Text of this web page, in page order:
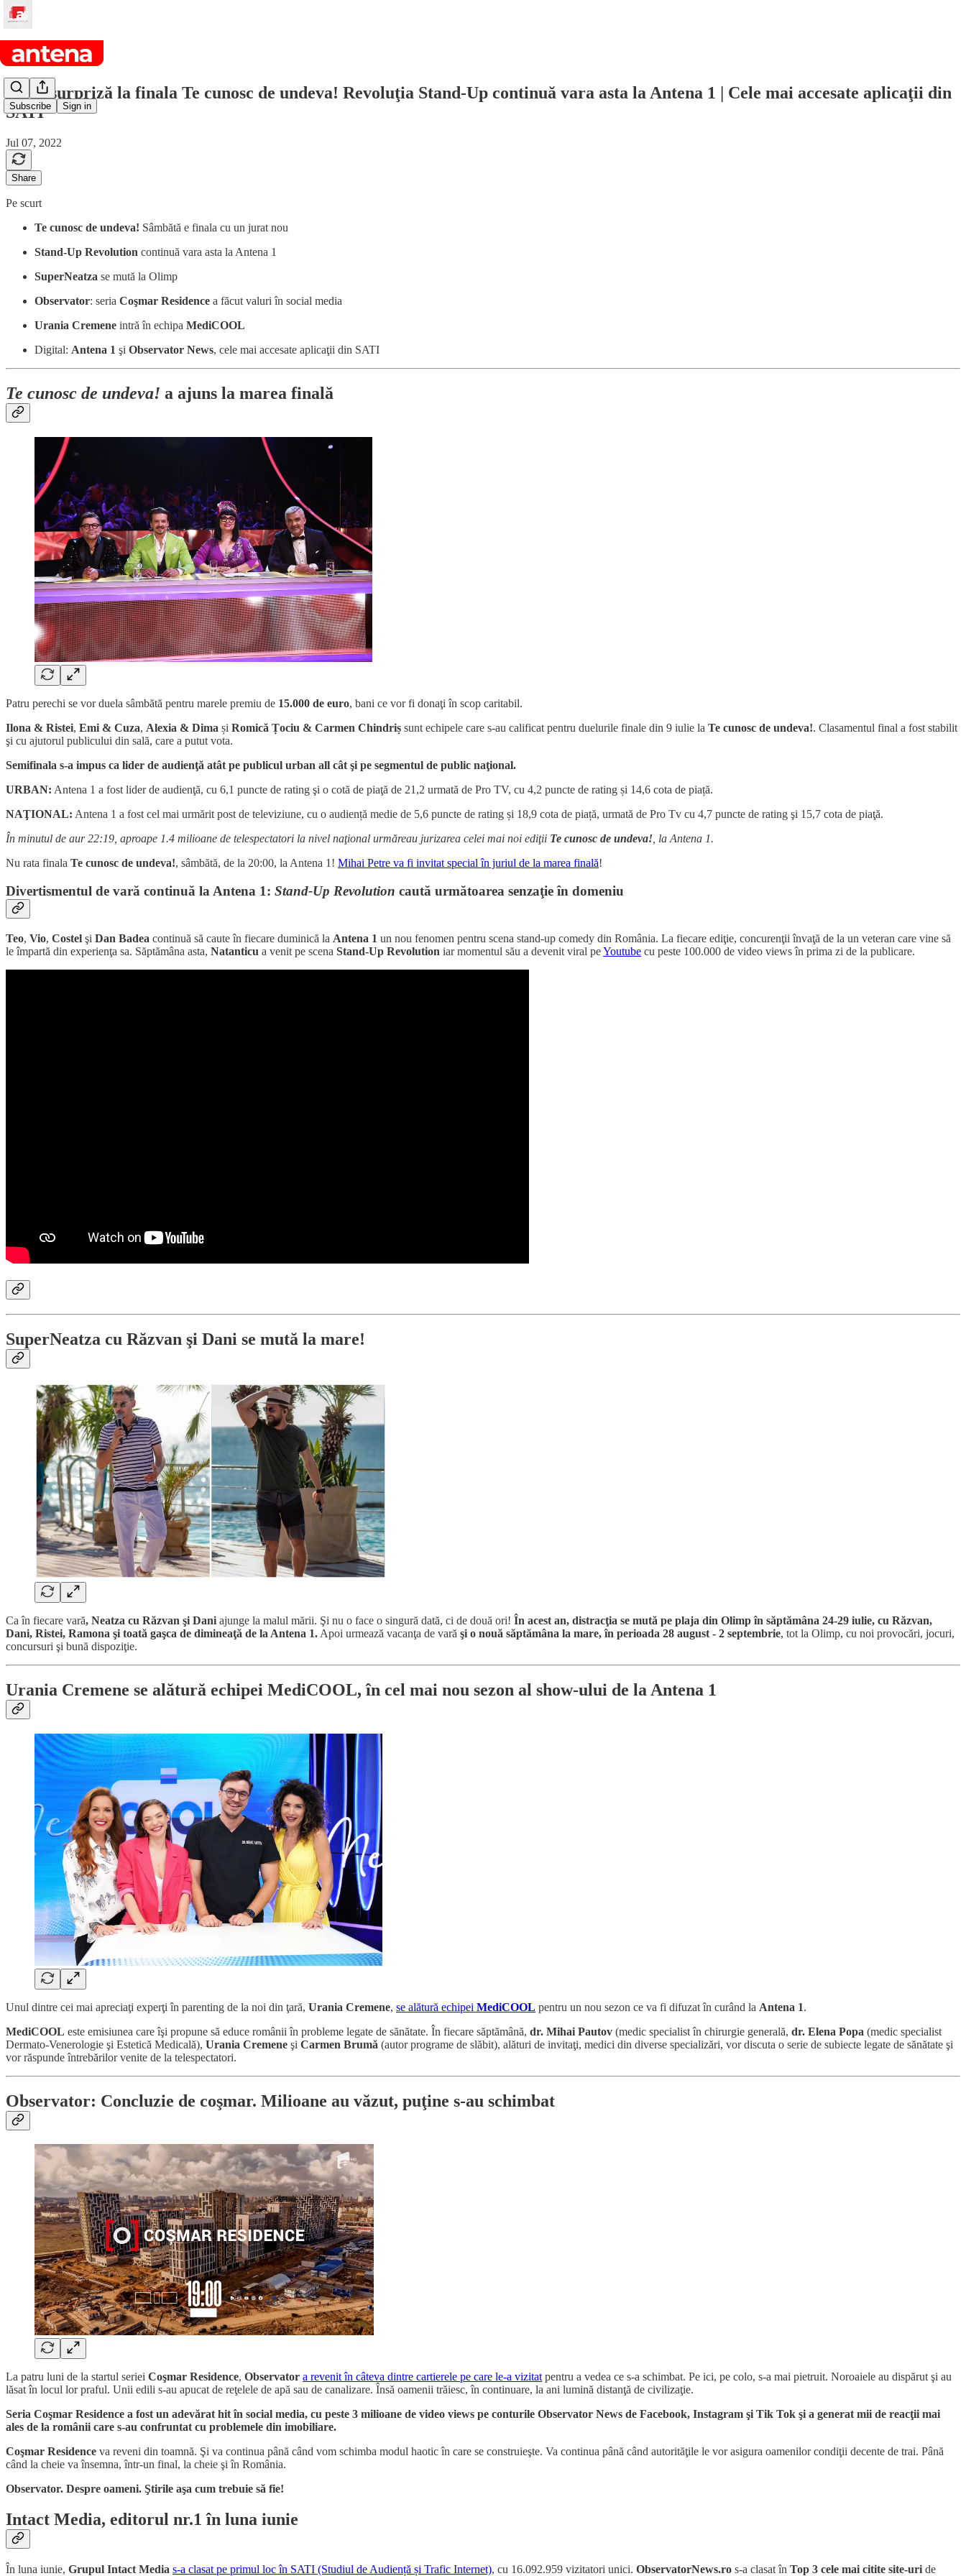
Subscribe Sign in
Jurat surpriză la finala Te cunosc de undeva! Revoluţia Stand-Up continuă vara asta la Antena 1 | Cele mai accesate aplicaţii din
SATI
Jul 07, 2022
Share
Pe scurt
Te cunosc de undeva! Sâmbătă e finala cu un jurat nou
Stand-Up Revolution continuă vara asta la Antena 1
SuperNeatza se mută la Olimp
Observator: seria Coşmar Residence a făcut valuri în social media
Urania Cremene intră în echipa MediCOOL
Digital: Antena 1 şi Observator News, cele mai accesate aplicaţii din SATI
Te cunosc de undeva! a ajuns la marea finală
Patru perechi se vor duela sâmbătă pentru marele premiu de 15.000 de euro, bani ce vor fi donaţi în scop caritabil.
Ilona & Ristei, Emi & Cuza, Alexia & Dima și Romică Țociu & Carmen Chindriș sunt echipele care s-au calificat pentru duelurile finale din 9 iulie la Te cunosc de undeva!. Clasamentul final a fost stabilit
şi cu ajutorul publicului din sală, care a putut vota.
Semifinala s-a impus ca lider de audienţă atât pe publicul urban all cât şi pe segmentul de public naţional.
URBAN: Antena 1 a fost lider de audienţă, cu 6,1 puncte de rating şi o cotă de piaţă de 21,2 urmată de Pro TV, cu 4,2 puncte de rating și 14,6 cota de piață.
NAŢIONAL: Antena 1 a fost cel mai urmărit post de televiziune, cu o audiență medie de 5,6 puncte de rating și 18,9 cota de piață, urmată de Pro Tv cu 4,7 puncte de rating şi 15,7 cota de piaţă.
În minutul de aur 22:19, aproape 1.4 milioane de telespectatori la nivel naţional urmăreau jurizarea celei mai noi ediţii Te cunosc de undeva! , la Antena 1.
Nu rata finala Te cunosc de undeva!, sâmbătă, de la 20:00, la Antena 1! Mihai Petre va fi invitat special în juriul de la marea finală!
Divertismentul de vară continuă la Antena 1: Stand-Up Revolution caută următoarea senzaţie în domeniu
Teo, Vio, Costel şi Dan Badea continuă să caute în fiecare duminică la Antena 1 un nou fenomen pentru scena stand-up comedy din România. La fiecare ediţie, concurenţii învaţă de la un veteran care vine să
le împartă din experienţa sa. Săptămâna asta, Natanticu a venit pe scena Stand-Up Revolution iar momentul său a devenit viral peYoutube cu peste 100.000 de video views în prima zi de la publicare.
SuperNeatza cu Răzvan şi Dani se mută la mare!
Ca în fiecare vară, Neatza cu Răzvan şi Dani ajunge la malul mării. Şi nu o face o singură dată, ci de două ori! În acest an, distracţia se mută pe plaja din Olimp în săptămâna 24-29 iulie, cu Răzvan,
Dani, Ristei, Ramona şi toată gaşca de dimineaţă de la Antena 1. Apoi urmează vacanţa de vară şi o nouă săptămâna la mare, în perioada 28 august - 2 septembrie, tot la Olimp, cu noi provocări, jocuri,
concursuri şi bună dispoziţie.
Urania Cremene se alătură echipei MediCOOL, în cel mai nou sezon al show-ului de la Antena 1
Unul dintre cei mai apreciaţi experţi în parenting de la noi din ţară, Urania Cremene, se alătură echipei MediCOOL pentru un nou sezon ce va fi difuzat în curând la Antena 1.
MediCOOL este emisiunea care îşi propune să educe românii în probleme legate de sănătate. În fiecare săptămână, dr. Mihai Pautov (medic specialist în chirurgie generală, dr. Elena Popa (medic specialist
Dermato-Venerologie şi Estetică Medicală), Urania Cremene şi Carmen Brumă (autor programe de slăbit), alături de invitaţi, medici din diverse specializări, vor discuta o serie de subiecte legate de sănătate şi
vor răspunde întrebărilor venite de la telespectatori.
Observator: Concluzie de coşmar. Milioane au văzut, puţine s-au schimbat
La patru luni de la startul seriei Coşmar Residence, Observator a revenit în câteva dintre cartierele pe care le-a vizitat pentru a vedea ce s-a schimbat. Pe ici, pe colo, s-a mai pietruit. Noroaiele au dispărut şi au
lăsat în locul lor praful. Unii edili s-au apucat de reţelele de apă sau de canalizare. Însă oamenii trăiesc, în continuare, la ani lumină distanţă de civilizaţie.
Seria Coşmar Residence a fost un adevărat hit în social media, cu peste 3 milioane de video views pe conturile Observator News de Facebook, Instagram şi Tik Tok şi a generat mii de reacţii mai
ales de la românii care s-au confruntat cu problemele din imobiliare.
Coşmar Residence va reveni din toamnă. Şi va continua până când vom schimba modul haotic în care se construieşte. Va continua până când autorităţile le vor asigura oamenilor condiţii decente de trai. Până
când la cheie va însemna, într-un final, la cheie şi în România.
Observator. Despre oameni. Ştirile aşa cum trebuie să fie!
Intact Media, editorul nr.1 în luna iunie
În luna iunie, Grupul Intact Media s-a clasat pe primul loc în SATI (Studiul de Audiență și Trafic Internet), cu 16.092.959 vizitatori unici. ObservatorNews.ro s-a clasat în Top 3 cele mai citite site-uri de